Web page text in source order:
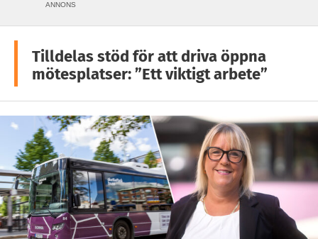
ANNONS
Tilldelas stöd för att driva öppna
mötesplatser: ”Ett viktigt arbete”